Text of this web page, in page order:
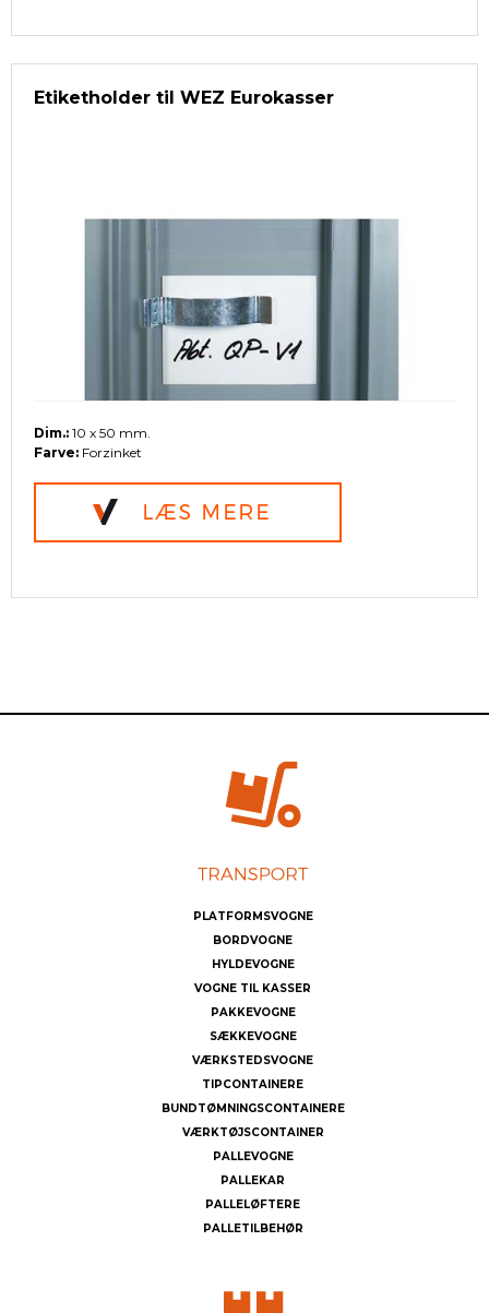
Etiketholder til WEZ Eurokasser
Dim.: 10 x 50 mm.
Farve: Forzinket
PLATFORMSVOGNE
BORDVOGNE
HYLDEVOGNE
VOGNE TIL KASSER
PAKKEVOGNE
SÆKKEVOGNE
VÆRKSTEDSVOGNE
TIPCONTAINERE
BUNDTØMNINGSCONTAINERE
VÆRKTØJSCONTAINER
PALLEVOGNE
PALLEKAR
PALLELØFTERE
PALLETILBEHØR